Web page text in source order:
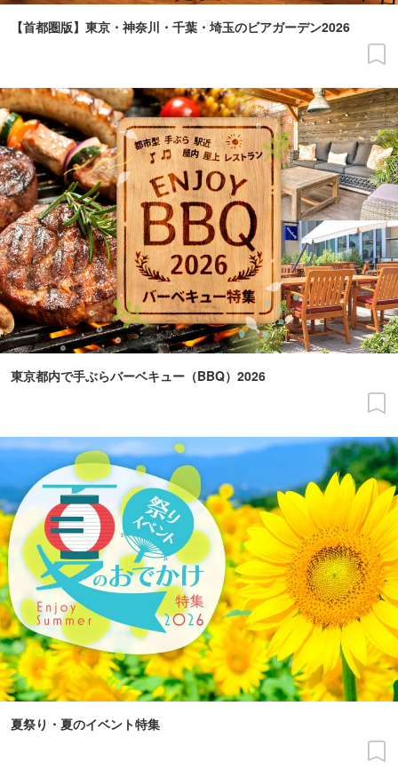
【首都圏版】東京・神奈川・千葉・埼玉のビアガーデン2026
東京都内で手ぶらバーベキュー（BBQ）2026
夏祭り・夏のイベント特集